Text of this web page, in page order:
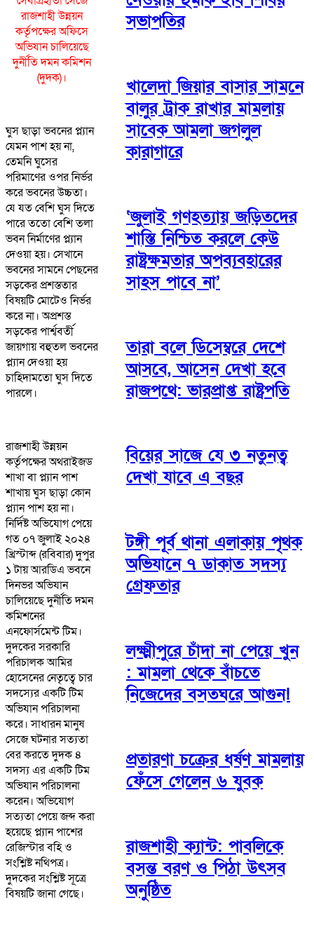
রাজশাহী উন্নয়ন
কর্তৃপক্ষের অফিসে
অভিযান চালিয়েছে
দুর্নীতি দমন কমিশন
(দুদক)।
ঘুস ছাড়া ভবনের প্ল্যান
যেমন পাশ হয় না,
তেমনি ঘুসের
পরিমাণের ওপর নির্ভর
করে ভবনের উচ্চতা।
যে যত বেশি ঘুস দিতে
পারে ততো বেশি তলা
ভবন নির্মাণের প্ল্যান
দেওয়া হয়। সেখানে
ভবনের সামনে পেছনের
সড়কের প্রশস্ততার
বিষয়টি মোটেও নির্ভর
করে না। অপ্রশস্ত
সড়কের পার্শ্ববর্তী
জায়গায় বহুতল ভবনের
প্ল্যান দেওয়া হয়
চাহিদামতো ঘুস দিতে
পারলে।
রাজশাহী উন্নয়ন
কর্তৃপক্ষের অথরাইজড
শাখা বা প্ল্যান পাশ
শাখায় ঘুস ছাড়া কোন
প্ল্যান পাশ হয় না।
নির্দিষ্ট অভিযোগ পেয়ে
গত ০৭ জুলাই ২০২৪
খ্রিস্টাব্দ (রবিবার) দুপুর
১ টায় আরডিএ ভবনে
দিনভর অভিযান
চালিয়েছে দুর্নীতি দমন
কমিশনের
এনফোর্সমেন্ট টিম।
দুদকের সরকারি
পরিচালক আমির
হোসেনের নেতৃত্বে চার
সদস্যের একটি টিম
অভিযান পরিচালনা
করে। সাধারন মানুষ
সেজে ঘটনার সত্যতা
বের করতে দুদক ৪
সদস্য এর একটি টিম
অভিযান পরিচালনা
করেন। অভিযোগ
সত্যতা পেয়ে জব্দ করা
হয়েছে প্ল্যান পাশের
রেজিস্টার বহি ও
সংশ্লিষ্ট নথিপত্র।
দুদকের সংশ্লিষ্ট সূত্রে
বিষয়টি জানা গেছে।
সভাপতির
খালেদা জিয়ার বাসার সামনে
বালুর ট্রাক রাখার মামলায়
সাবেক আমলা জগলুল
কারাগারে
‘জুলাই গণহত্যায় জড়িতদের
শাস্তি নিশ্চিত করলে কেউ
রাষ্ট্রক্ষমতার অপব্যবহারের
সাহস পাবে না’
তারা বলে ডিসেম্বরে দেশে
আসবে, আসেন দেখা হবে
রাজপথে: ভারপ্রাপ্ত রাষ্ট্রপতি
বিয়ের সাজে যে ৩ নতুনত্ব
দেখা যাবে এ বছর
টঙ্গী পূর্ব থানা এলাকায় পৃথক
অভিযানে ৭ ডাকাত সদস্য
গ্রেফতার
লক্ষ্মীপুরে চাঁদা না পেয়ে খুন
: মামলা থেকে বাঁচতে
নিজেদের বসতঘরে আগুন!
প্রতারণা চক্রের ধর্ষণ মামলায়
ফেঁসে গেলেন ৬ যুবক
রাজশাহী ক্যান্ট: পাবলিকে
বসন্ত বরণ ও পিঠা উৎসব
অনুষ্ঠিত